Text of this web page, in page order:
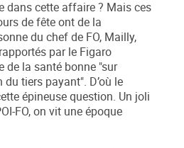
dans cette affaire ? Mais ces
de fête ont de la
du chef de FO, Mailly,
par le Figaro
de la santé bonne "sur
tiers payant". D’où le
épineuse question. Un joli
FO, on vit une époque